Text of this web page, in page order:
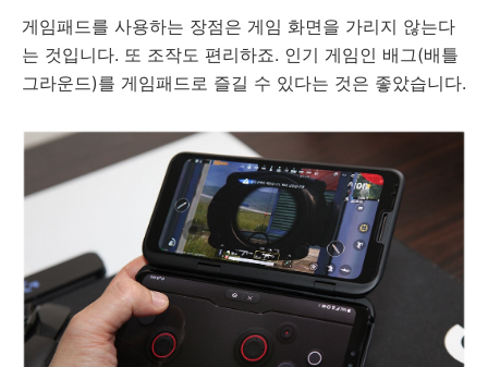
게임패드를 사용하는 장점은 게임 화면을 가리지 않는다
는 것입니다. 또 조작도 편리하죠. 인기 게임인 배그(배틀
그라운드)를 게임패드로 즐길 수 있다는 것은 좋았습니다.